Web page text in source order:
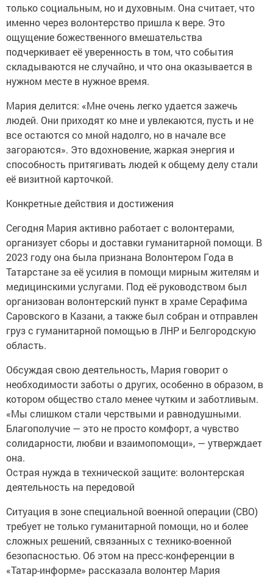
только социальным, но и духовным. Она считает, что
именно через волонтерство пришла к вере. Это
ощущение божественного вмешательства
подчеркивает её уверенность в том, что события
складываются не случайно, и что она оказывается в
нужном месте в нужное время.
Мария делится: «Мне очень легко удается зажечь
людей. Они приходят ко мне и увлекаются, пусть и не
все остаются со мной надолго, но в начале все
загораются». Это вдохновение, жаркая энергия и
способность притягивать людей к общему делу стали
её визитной карточкой.
Конкретные действия и достижения
Сегодня Мария активно работает с волонтерами,
организует сборы и доставки гуманитарной помощи. В
2023 году она была признана Волонтером Года в
Татарстане за её усилия в помощи мирным жителям и
медицинскими услугами. Под её руководством был
организован волонтерский пункт в храме Серафима
Саровского в Казани, а также был собран и отправлен
груз с гуманитарной помощью в ЛНР и Белгородскую
область.
Обсуждая свою деятельность, Мария говорит о
необходимости заботы о других, особенно в образом, в
котором общество стало менее чутким и заботливым.
«Мы слишком стали черствыми и равнодушными.
Благополучие — это не просто комфорт, а чувство
солидарности, любви и взаимопомощи», — утверждает
она.
Острая нужда в технической защите: волонтерская
деятельность на передовой
Ситуация в зоне специальной военной операции (СВО)
требует не только гуманитарной помощи, но и более
сложных решений, связанных с технико-военной
безопасностью. Об этом на пресс-конференции в
«Татар-информе» рассказала волонтер Мария